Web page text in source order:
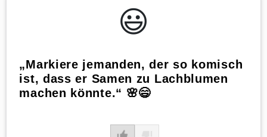
😃️
„Markiere jemanden, der so komisch
ist, dass er Samen zu Lachblumen
machen könnte.“ 🌸😄